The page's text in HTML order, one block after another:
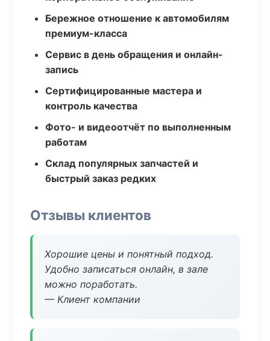
Бережное отношение к автомобилям
премиум-класса
Сервис в день обращения и онлайн-
запись
Сертифицированные мастера и
контроль качества
Фото- и видеоотчёт по выполненным
работам
Склад популярных запчастей и
быстрый заказ редких
Отзывы клиентов
Хорошие цены и понятный подход.
Удобно записаться онлайн, в зале
можно поработать.
— Клиент компании